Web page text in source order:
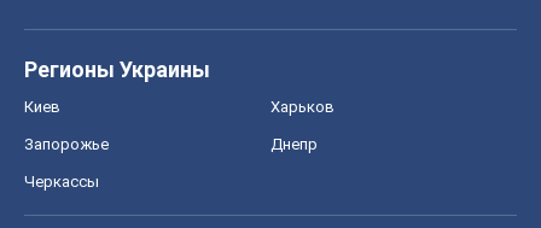
Регионы Украины
Киев Харьков
Запорожье Днепр
Черкассы